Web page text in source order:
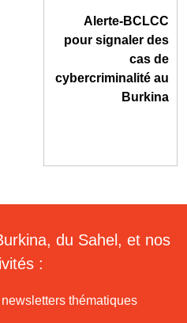
Alerte-BCLCC
pour signaler des
cas de
cybercriminalité au
Burkina
du Sahel, et nos
:
thématiques